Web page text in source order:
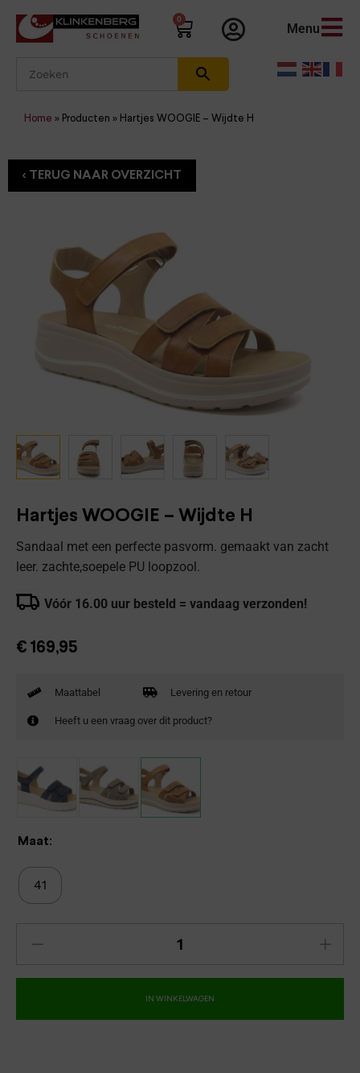
0
Menu
Home » Producten » Hartjes WOOGIE – Wijdte H
Hartjes WOOGIE – Wijdte H
Sandaal met een perfecte pasvorm. gemaakt van zacht
leer. zachte,soepele PU loopzool.
Vóór 16.00 uur besteld = vandaag verzonden!
€ 169,95
Maattabel Levering en retour
Heeft u een vraag over dit product?
Maat:
41
IN WINKELWAGEN